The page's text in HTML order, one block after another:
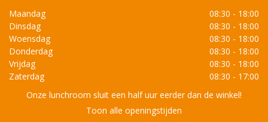
Maandag
08:30 - 18:00
Dinsdag
08:30 - 18:00
Woensdag
08:30 - 18:00
Donderdag
08:30 - 18:00
Vrijdag
08:30 - 18:00
Zaterdag
08:30 - 17:00
Onze lunchroom sluit een half uur eerder dan de winkel!
Toon alle openingstijden